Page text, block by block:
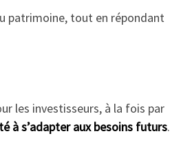
patrimoine, tout en répondant
les investisseurs, à la fois par
à s’adapter aux besoins futurs.